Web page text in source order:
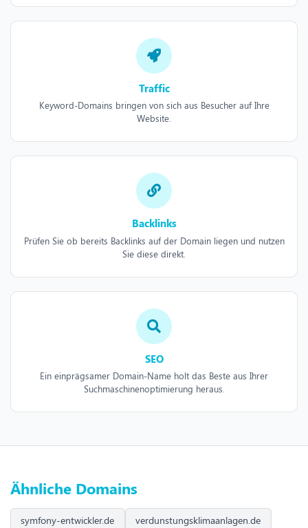
Traffic
Keyword-Domains bringen von sich aus Besucher auf Ihre
Website.
Backlinks
Prüfen Sie ob bereits Backlinks auf der Domain liegen und nutzen
Sie diese direkt.
SEO
Ein einprägsamer Domain-Name holt das Beste aus Ihrer
Suchmaschinenoptimierung heraus.
Ähnliche Domains
symfony-entwickler.de
verdunstungsklimaanlagen.de